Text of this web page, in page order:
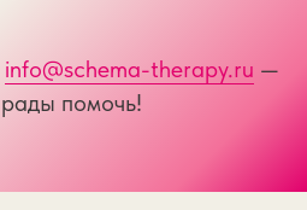
info@schema-therapy.ru —
помочь!